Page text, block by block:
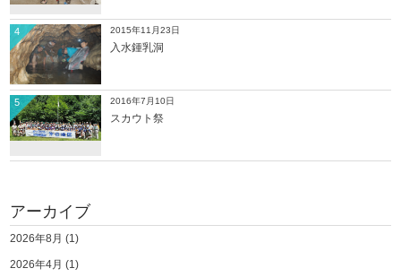
2015年11月23日
入水鍾乳洞
4
2016年7月10日
スカウト祭
5
アーカイブ
2026年8月 (1)
2026年4月 (1)